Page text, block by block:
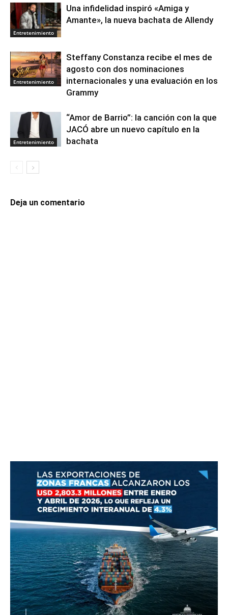
Entretenimiento
Una infidelidad inspiró «Amiga y
Amante», la nueva bachata de Allendy
Entretenimiento
Steffany Constanza recibe el mes de
agosto con dos nominaciones
internacionales y una evaluación en los
Grammy
Entretenimiento
“Amor de Barrio”: la canción con la que
JACÓ abre un nuevo capítulo en la
bachata
Deja un comentario